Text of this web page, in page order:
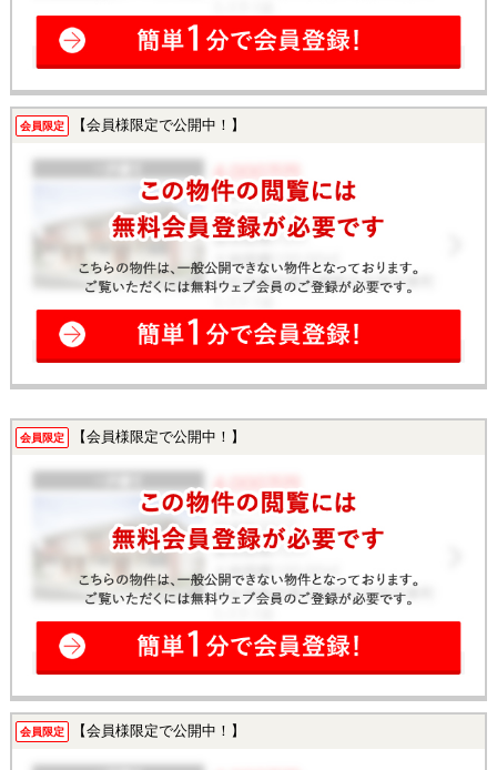
会員限定 【会員様限定で公開中！】
会員限定 【会員様限定で公開中！】
会員限定 【会員様限定で公開中！】